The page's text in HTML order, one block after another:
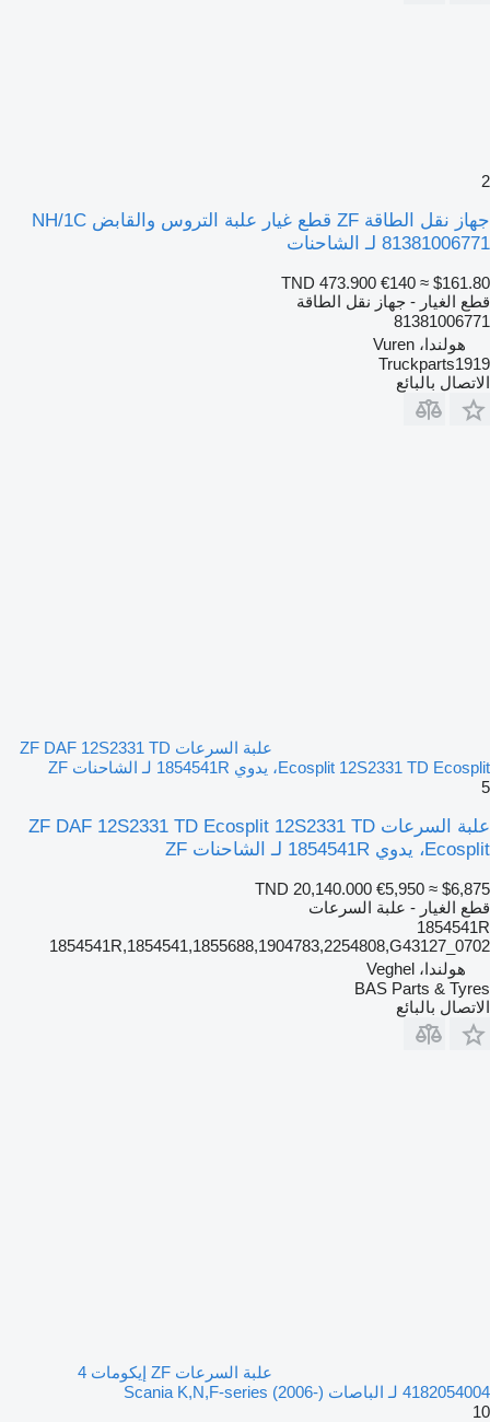
2
جهاز نقل الطاقة ZF قطع غيار علبة التروس والقابض NH/1C
81381006771 لـ الشاحنات
TND 473.900 €140 ≈ $161.80
قطع الغيار - جهاز نقل الطاقة
81381006771
هولندا، Vuren
Truckparts1919
الاتصال بالبائع
علبة السرعات ZF DAF 12S2331 TD
Ecosplit 12S2331 TD Ecosplit، يدوي 1854541R لـ الشاحنات ZF
5
علبة السرعات ZF DAF 12S2331 TD Ecosplit 12S2331 TD
Ecosplit، يدوي 1854541R لـ الشاحنات ZF
TND 20,140.000 €5,950 ≈ $6,875
قطع الغيار - علبة السرعات
1854541R
1854541R,1854541,1855688,1904783,2254808,G43127_0702
هولندا، Veghel
BAS Parts & Tyres
الاتصال بالبائع
علبة السرعات ZF إيكومات 4
4182054004 لـ الباصات Scania K,N,F-series (2006-)
10